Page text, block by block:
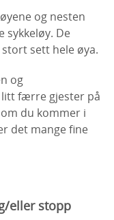
og nesten
sykkeløy. De
sett hele øya.
og
færre gjester på
du kommer i
det mange fine
eller stopp